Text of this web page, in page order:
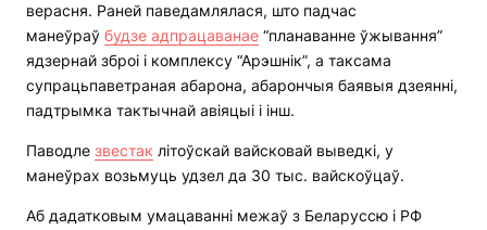
верасня. Раней паведамлялася, што падчас
манеўраў будзе адпрацаванае “планаванне ўжывання”
ядзернай зброі і комплексу “Арэшнік”, а таксама
супрацьпаветраная абарона, абарончыя баявыя дзеянні,
падтрымка тактычнай авіяцыі і інш.
Паводле звестак літоўскай вайсковай выведкі, у
манеўрах возьмуць удзел да 30 тыс. вайскоўцаў.
Аб дадатковым умацаванні межаў з Беларуссю і РФ